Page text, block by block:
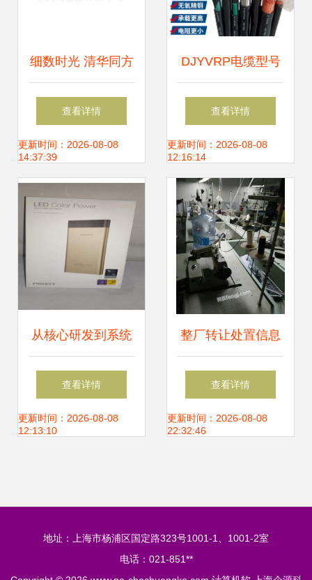
细数时光 清华同方
真爱S8260台式电
脑的情怀与今日下
载指南
查看详情
更新时间：2026-08-08
14:37:39
DJYVRP电缆型号
4*2*1.5mm²计算机
软芯电缆在硬件研
发中的应用与优势
查看详情
更新时间：2026-08-08
12:16:14
从核心研发到系统
集成 解读先机硬件
科技的战略布局
查看详情
更新时间：2026-08-08
12:13:10
整厂转让处置信息
设备齐全大型服装
厂转让,9成新电脑
业资产处置栏目 网
查看详情
更新时间：2026-08-08
22:32:46
地址：上海市杨浦区国定路323号1001-1、1001-2室
电话：021-851**